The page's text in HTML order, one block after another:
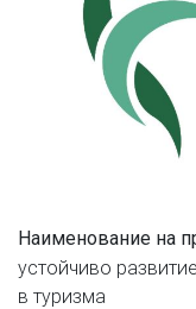
Наименование на
устойчиво
в туризма